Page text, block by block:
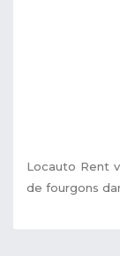
Locauto Rent
de fourgons